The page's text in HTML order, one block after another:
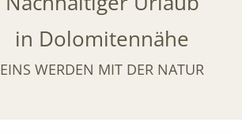
in Dolomitennähe
EINS WERDEN MIT DER NATUR